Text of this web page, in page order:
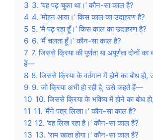
3 3. ‘वह पढ़ चुका था।’ कौन-सा काल है?
4 4. ‘मोहन आया।’ किस काल का उदाहरण है?
5 5. ‘मैं पढ़ रहा हूँ।’ किस काल का उदाहरण है?
6 6. ‘मैं चलता हूँ।’ कौन-सा काल है?
7 7. जिससे क्रिया की पूर्णता या अपूर्णता दोनों
हैं—
8 8. जिससे क्रिया के वर्तमान में होने का बोध
9 9. जो क्रिया अभी हो रही है, उसे कहते हैं—
10 10. जिससे क्रिया के भविष्य में होने का बोध
11 11. ‘मैंने पत्र लिखा।’ कौन-सा काल है?
12 12. ‘वह लिख रहा है।’ कौन-सा काल है?
13 13. ‘राम खाता होगा।’ कौन-सा काल है?